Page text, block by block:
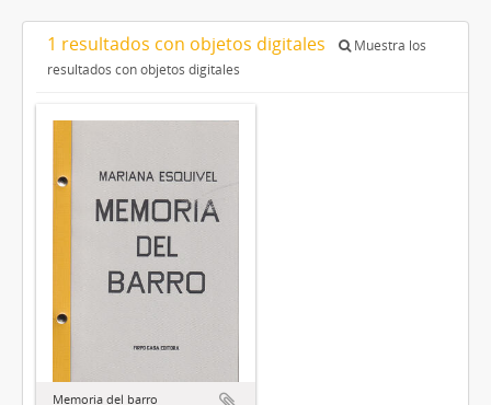
1 resultados con objetos digitales
Muestra los
resultados con objetos digitales
Memoria del barro